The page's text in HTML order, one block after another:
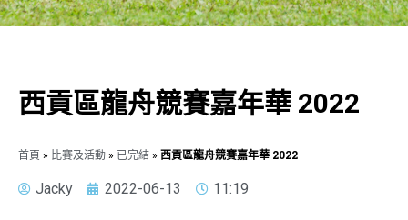
西貢區龍舟競賽嘉年華 2022
首頁 » 比賽及活動» 已完結»西貢區龍舟競賽嘉年華 2022
Jacky 2022-06-13 11:19